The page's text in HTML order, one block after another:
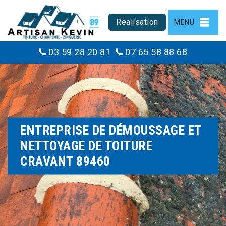
Réalisation MENU
03 59 28 20 81 07 65 58 88 68
ENTREPRISE DE DÉMOUSSAGE ET
NETTOYAGE DE TOITURE
CRAVANT 89460